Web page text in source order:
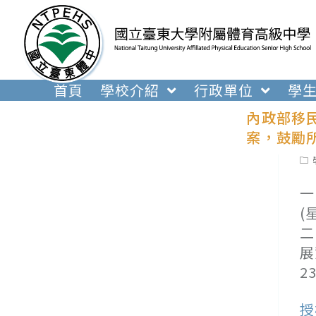
內
首頁 學校介紹 行政單位 學
內政部移
案，鼓勵
(